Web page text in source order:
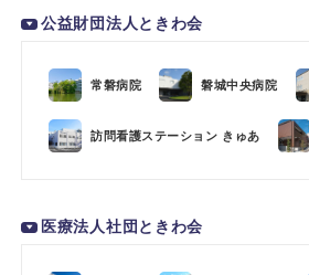
公益財団法人ときわ会
常磐病院 磐城中央病院
訪問看護ステーション きゅあ
医療法人社団ときわ会